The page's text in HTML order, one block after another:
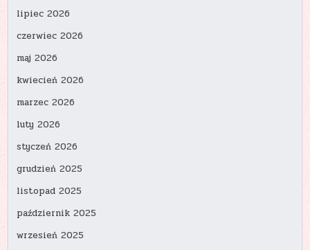
lipiec 2026
czerwiec 2026
maj 2026
kwiecień 2026
marzec 2026
luty 2026
styczeń 2026
grudzień 2025
listopad 2025
październik 2025
wrzesień 2025